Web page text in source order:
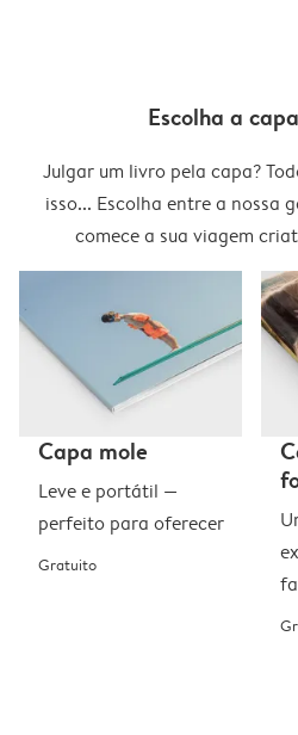
Escolha a
Julgar um livro pela capa?
isso... Escolha entre a nossa
comece a sua viagem
Capa mole
Leve e portátil —
perfeito para oferecer
Gratuito